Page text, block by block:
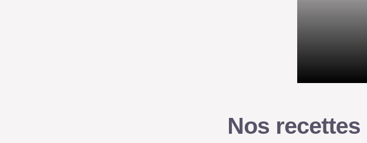
Nos recettes